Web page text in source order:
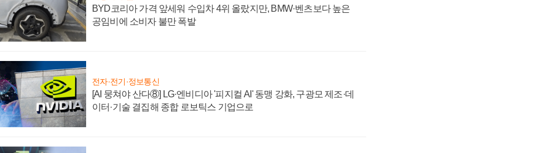
BYD코리아 가격 앞세워 수입차 4위 올랐지만, BMW·벤츠보다 높은
공임비에 소비자 불만 폭발
전자·전기·정보통신
[AI 뭉쳐야 산다⑧] LG·엔비디아 '피지컬 AI' 동맹 강화, 구광모 제조·데
이터·기술 결집해 종합 로보틱스 기업으로